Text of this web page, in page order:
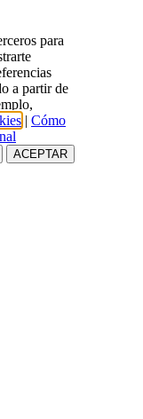
para
a partir de
| Cómo
ACEPTAR